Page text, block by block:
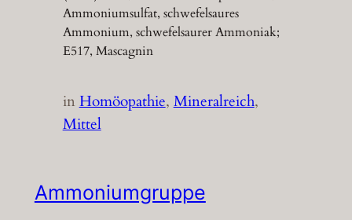
Ammoniumsulfat, schwefelsaures
Ammonium, schwefelsaurer Ammoniak;
E517, Mascagnin
inHomöopathie, Mineralreich
Mittel
Ammoniumgruppe